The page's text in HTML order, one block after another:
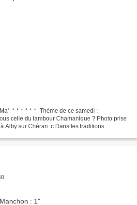
-*-*-*-*-*-*- Thème de ce samedi :
celle du tambour Chamanique ? Photo prise
Alby sur Chéran. c Dans les traditions